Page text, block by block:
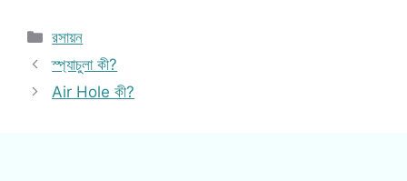
Categories
রসায়ন
স্প্যাচুলা কী?
Air Hole কী?